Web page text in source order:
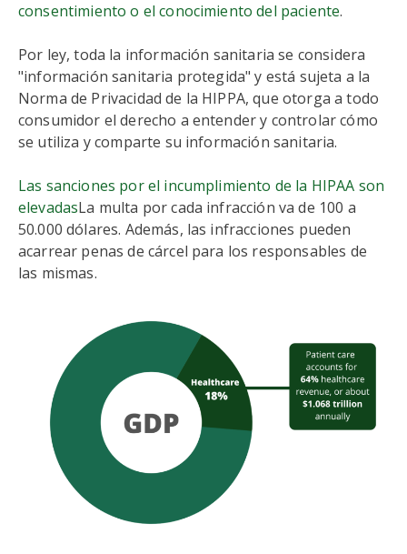
consentimiento o el conocimiento del paciente.
Por ley, toda la información sanitaria se considera
"información sanitaria protegida" y está sujeta a la
Norma de Privacidad de la HIPPA, que otorga a todo
consumidor el derecho a entender y controlar cómo
se utiliza y comparte su información sanitaria.
Las sanciones por el incumplimiento de la HIPAA son
elevadasLa multa por cada infracción va de 100 a
50.000 dólares. Además, las infracciones pueden
acarrear penas de cárcel para los responsables de
las mismas.